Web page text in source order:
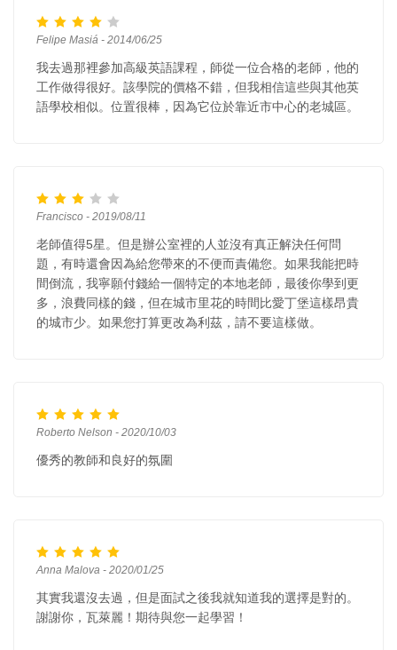
Felipe Masiá - 2014/06/25
我去過那裡參加高級英語課程，師從一位合格的老師，他的
工作做得很好。該學院的價格不錯，但我相信這些與其他英
語學校相似。位置很棒，因為它位於靠近市中心的老城區。
Francisco - 2019/08/11
老師值得5星。但是辦公室裡的人並沒有真正解決任何問
題，有時還會因為給您帶來的不便而責備您。如果我能把時
間倒流，我寧願付錢給一個特定的本地老師，最後你學到更
多，浪費同樣的錢，但在城市里花的時間比愛丁堡這樣昂貴
的城市少。如果您打算更改為利茲，請不要這樣做。
Roberto Nelson - 2020/10/03
優秀的教師和良好的氛圍
Anna Malova - 2020/01/25
其實我還沒去過，但是面試之後我就知道我的選擇是對的。
謝謝你，瓦萊麗！期待與您一起學習！